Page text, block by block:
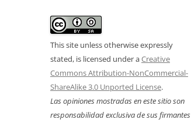
This site unless otherwise expressly
stated, is licensed under aCreative
Commons Attribution-NonCommercial-
ShareAlike 3.0 Unported License.
Las opiniones mostradas en este sitio son
responsabilidad exclusiva de sus firmantes